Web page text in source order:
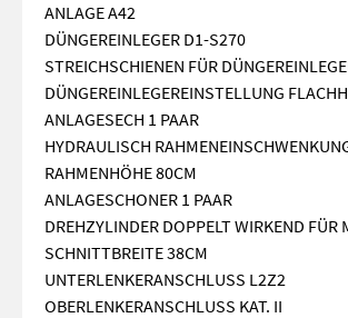
ANLAGE A42
DÜNGEREINLEGER D1-S270
STREICHSCHIENEN FÜR
DÜNGEREINLEGEREINSTELLUNG
ANLAGESECH 1 PAAR
HYDRAULISCH
RAHMENHÖHE 80CM
ANLAGESCHONER 1 PAAR
DREHZYLINDER DOPPELT WIRKEND FÜR
SCHNITTBREITE 38CM
UNTERLENKERANSCHLUSS L2Z2
OBERLENKERANSCHLUSS KAT. II